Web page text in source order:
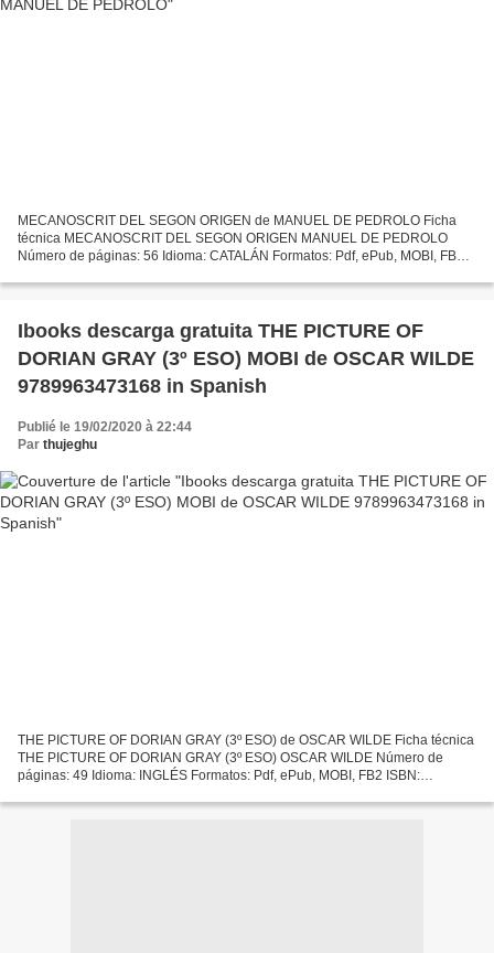
MECANOSCRIT DEL SEGON ORIGEN de MANUEL DE PEDROLO Ficha
técnica MECANOSCRIT DEL SEGON ORIGEN MANUEL DE PEDROLO
Número de páginas: 56 Idioma: CATALÁN Formatos: Pdf, ePub, MOBI, FB2
eBook...
Ibooks descarga gratuita THE PICTURE OF
DORIAN GRAY (3º ESO) MOBI de OSCAR WILDE
9789963473168 in Spanish
Publié le 19/02/2020 à 22:44
Par thujeghu
THE PICTURE OF DORIAN GRAY (3º ESO) de OSCAR WILDE Ficha técnica
THE PICTURE OF DORIAN GRAY (3º ESO) OSCAR WILDE Número de
páginas: 49 Idioma: INGLÉS Formatos: Pdf, ePub, MOBI, FB2 ISBN:
Descargar...